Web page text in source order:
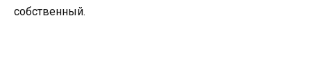
собственный.